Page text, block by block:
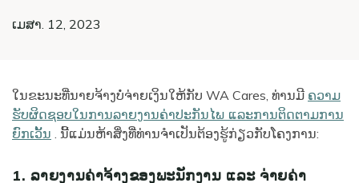
ເມສາ. 12, 2023
ໃນຂະນະທີ່ນາຍຈ້າງບໍ່ຈ່າຍເງິນໃຫ້ກັບ WA Cares, ທ່ານມີ ຄວາມ
ຮັບຜິດຊອບໃນການລາຍງານຄ່າປະກັນໄພ ແລະການຕິດຕາມການ
ຍົກເວັ້ນ . ນີ້ແມ່ນຫ້າສິ່ງທີ່ທ່ານຈໍາເປັນຕ້ອງຮູ້ກ່ຽວກັບໂຄງການ:
1. ລາຍງານຄ່າຈ້າງຂອງພະນັກງານ ແລະ ຈ່າຍຄ່າ